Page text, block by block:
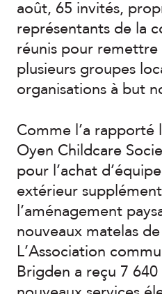
août, 65 invités,
représentants de la
réunis pour remettre
plusieurs groupes
organisations à but
Comme l’a rapporté
Oyen Childcare
pour l’achat
extérieur
l’aménagement
nouveaux matelas
L’Association
Brigden a reçu 7